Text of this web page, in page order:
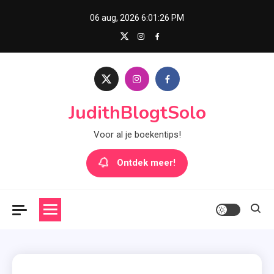
06 aug, 2026 6:01:27 PM
JudithBlogtSolo
Voor al je boekentips!
Ontdek meer!